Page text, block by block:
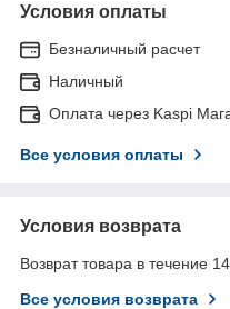
Условия оплаты
Безналичный расчет
Наличный
Оплата через Kaspi
Все условия оплаты
Условия возврата
Возврат товара в течение
Все условия возврата